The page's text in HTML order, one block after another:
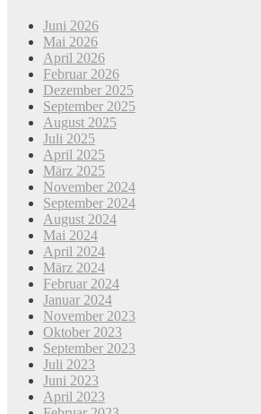
Juni 2026
Mai 2026
April 2026
Februar 2026
Dezember 2025
September 2025
August 2025
Juli 2025
April 2025
März 2025
November 2024
September 2024
August 2024
Mai 2024
April 2024
März 2024
Februar 2024
Januar 2024
November 2023
Oktober 2023
September 2023
Juli 2023
Juni 2023
April 2023